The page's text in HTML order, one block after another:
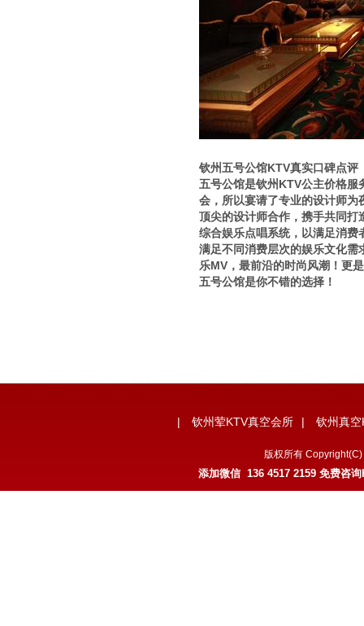
钦州五号公馆KTV真实口碑点评
五号公馆是钦州KTV公主价格服
会，所以宴请了专业的设计师
顶尖的设计师合作，携手共同
综合娱乐点唱系统，以满足消
满足不同消费层次的娱乐文化
乐MV，最前沿的时尚风潮！更
五号公馆是你不错的选择！
| 钦州荤KTV真空会所 | 钦州真
版权所有
添加微信 136 4517 2159 免费咨